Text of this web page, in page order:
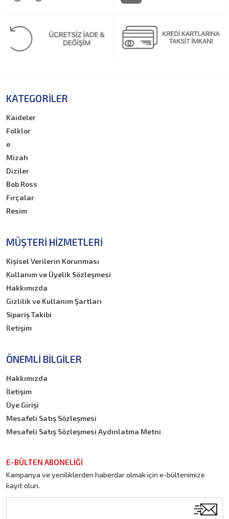
KATEGORILER
Kaideler
Folklor
e
Mizah
Diziler
Bob Ross
Fırçalar
Resim
MÜŞTERI HIZMETLERI
Kişisel Verilerin Korunması
Kullanım ve Üyelik Sözleşmesi
Hakkımızda
Gizlilik ve Kullanım Şartları
Sipariş Takibi
İletişim
ÖNEMLI BILGILER
Hakkımızda
İletişim
Üye Girişi
Mesafeli Satış Sözleşmesi
Mesafeli Satış Sözleşmesi Aydınlatma Metni
E-BÜLTEN ABONELİĞİ
Kampanya ve yeniliklerden haberdar olmak için e-bültenimize
kayıt olun.